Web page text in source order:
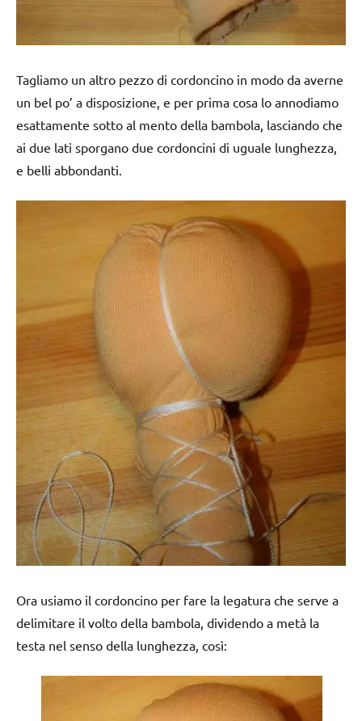
Tagliamo un altro pezzo di cordoncino in modo da averne
un bel po’ a disposizione, e per prima cosa lo annodiamo
esattamente sotto al mento della bambola, lasciando che
ai due lati sporgano due cordoncini di uguale lunghezza,
e belli abbondanti.
Ora usiamo il cordoncino per fare la legatura che serve a
delimitare il volto della bambola, dividendo a metà la
testa nel senso della lunghezza, così: